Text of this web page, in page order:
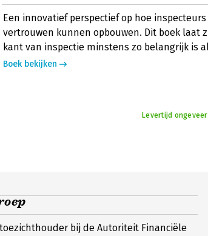
Een innovatief perspectief op hoe
vertrouwen kunnen opbouwen. Dit boek laat
kant van inspectie minstens zo belangrijk is
Boek bekijken
Levertijd
bij de Autoriteit Financiële